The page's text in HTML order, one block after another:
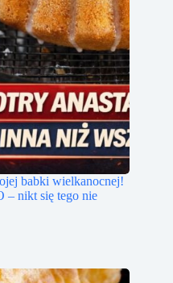
babki wielkanocnej!
– nikt się tego nie